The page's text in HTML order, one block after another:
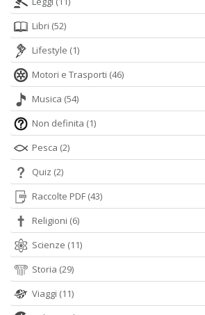
Libri (52)
Lifestyle (1)
Motori e Trasporti (46)
Musica (54)
Non definita (1)
Pesca (2)
Quiz (2)
Raccolte PDF (43)
Religioni (6)
Scienze (11)
Storia (29)
Viaggi (11)